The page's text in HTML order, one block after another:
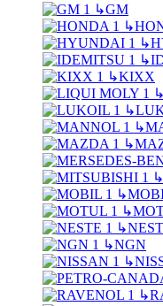
↳GM
↳
↳
↳
↳KIXX
↳
↳
↳
↳
↳
↳
↳
↳
↳NGN
↳
↳